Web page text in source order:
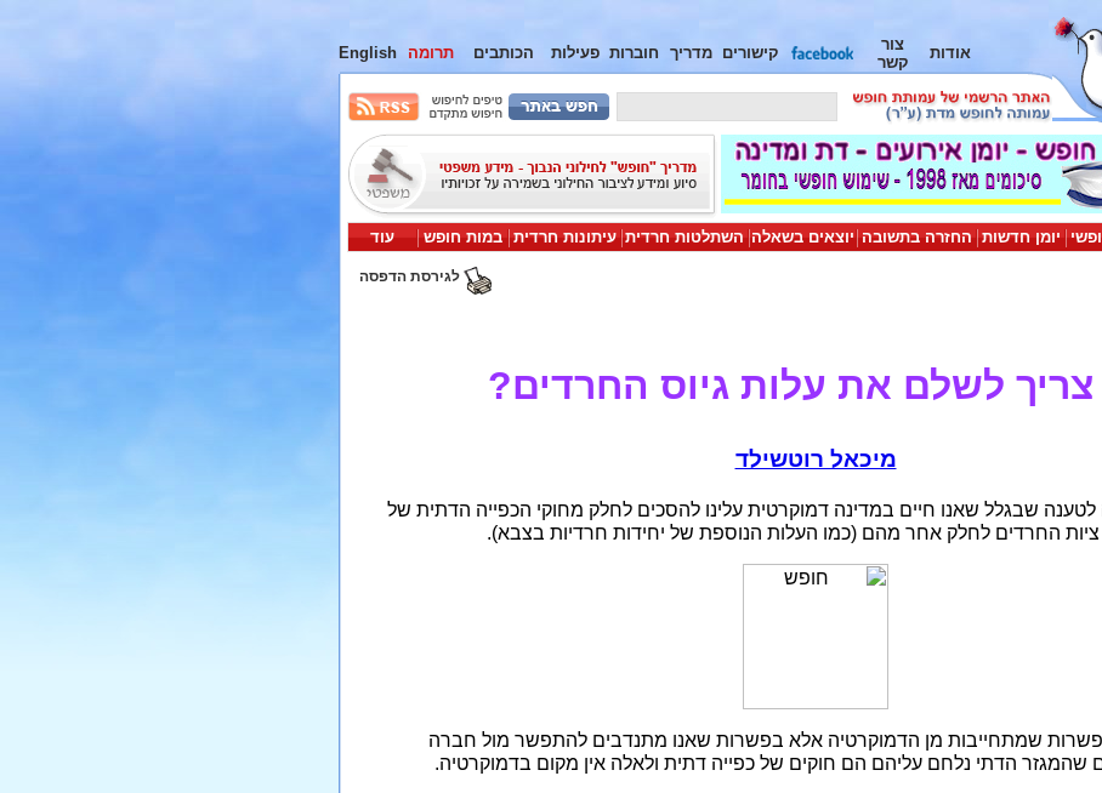
אודות
צור
קשר
קישורים מדריך חוברות פעילות הכותבים תרומה English
יומן חדשות החזרה בתשובה יוצאים בשאלה השתלטות חרדית עיתונות חרדית במות חופש עוד
לגירסת הדפסה
צריך לשלם את עלות גיוס החרדים?
מיכאל רוטשילד
שבגלל שאנו חיים במדינה דמוקרטית עלינו להסכים לחלק מחוקי הכפייה הדתית של
החרדים לחלק אחר מהם (כמו העלות הנוספת של יחידות חרדיות בצבא).
שמתחייבות מן הדמוקרטיה אלא בפשרות שאנו מתנדבים להתפשר מול חברה
שהמגזר הדתי נלחם עליהם הם חוקים של כפייה דתית ולאלה אין מקום בדמוקרטיה.